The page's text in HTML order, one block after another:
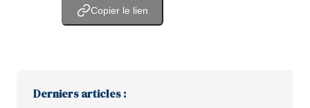
Copier le lien
Derniers articles :